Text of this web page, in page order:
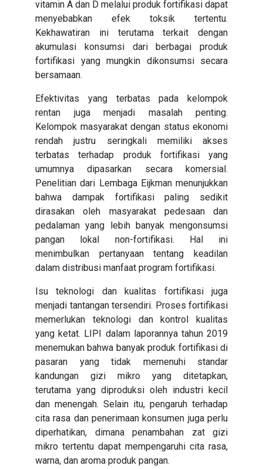
vitamin A dan D melalui produk fortifikasi dapat
menyebabkan efek toksik tertentu.
Kekhawatiran ini terutama terkait dengan
akumulasi konsumsi dari berbagai produk
fortifikasi yang mungkin dikonsumsi secara
bersamaan.
Efektivitas yang terbatas pada kelompok
rentan juga menjadi masalah penting.
Kelompok masyarakat dengan status ekonomi
rendah justru seringkali memiliki akses
terbatas terhadap produk fortifikasi yang
umumnya dipasarkan secara komersial.
Penelitian dari Lembaga Eijkman menunjukkan
bahwa dampak fortifikasi paling sedikit
dirasakan oleh masyarakat pedesaan dan
pedalaman yang lebih banyak mengonsumsi
pangan lokal non-fortifikasi. Hal ini
menimbulkan pertanyaan tentang keadilan
dalam distribusi manfaat program fortifikasi.
Isu teknologi dan kualitas fortifikasi juga
menjadi tantangan tersendiri. Proses fortifikasi
memerlukan teknologi dan kontrol kualitas
yang ketat. LIPI dalam laporannya tahun 2019
menemukan bahwa banyak produk fortifikasi di
pasaran yang tidak memenuhi standar
kandungan gizi mikro yang ditetapkan,
terutama yang diproduksi oleh industri kecil
dan menengah. Selain itu, pengaruh terhadap
cita rasa dan penerimaan konsumen juga perlu
diperhatikan, dimana penambahan zat gizi
mikro tertentu dapat mempengaruhi cita rasa,
warna, dan aroma produk pangan.